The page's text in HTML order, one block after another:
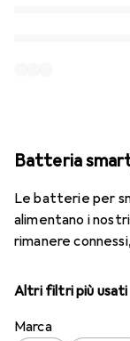
Batteria
Le batterie per
alimentano i
rimanere
Altri filtri più usati
Marca